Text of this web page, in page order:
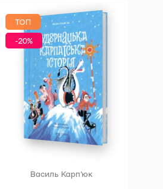
ТОП
-20%
Василь Карп'юк